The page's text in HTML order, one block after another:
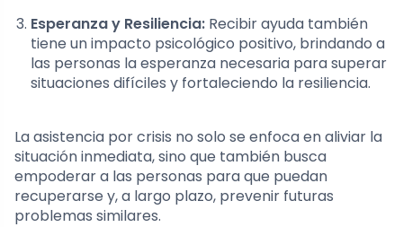
Esperanza y Resiliencia: Recibir ayuda también
tiene un impacto psicológico positivo, brindando a
las personas la esperanza necesaria para superar
situaciones difíciles y fortaleciendo la resiliencia.
La asistencia por crisis no solo se enfoca en aliviar la
situación inmediata, sino que también busca
empoderar a las personas para que puedan
recuperarse y, a largo plazo, prevenir futuras
problemas similares.